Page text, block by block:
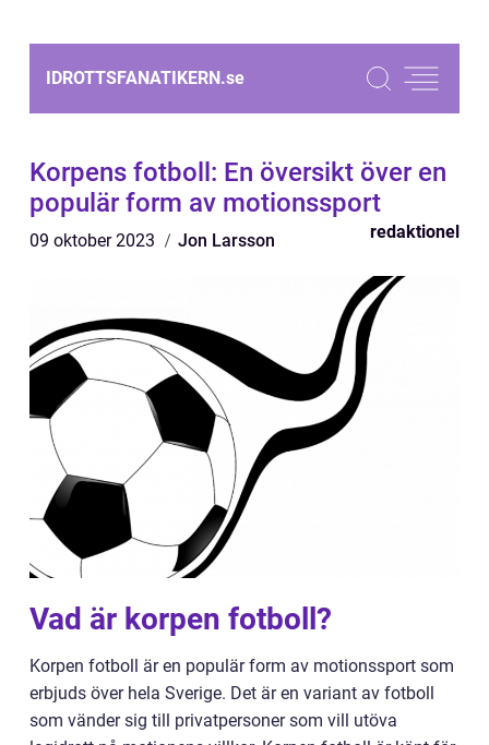
IDROTTSFANATIKERN.se
Korpens fotboll: En översikt över en
populär form av motionssport
09 oktober 2023 Jon Larsson redaktionel
Vad är korpen fotboll?
Korpen fotboll är en populär form av motionssport som
erbjuds över hela Sverige. Det är en variant av fotboll
som vänder sig till privatpersoner som vill utöva